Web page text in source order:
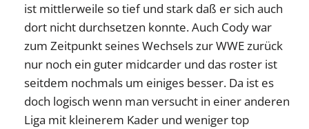
ist mittlerweile so tief und stark daß er sich auch
dort nicht durchsetzen konnte. Auch Cody war
zum Zeitpunkt seines Wechsels zur WWE zurück
nur noch ein guter midcarder und das roster ist
seitdem nochmals um einiges besser. Da ist es
doch logisch wenn man versucht in einer anderen
Liga mit kleinerem Kader und weniger top